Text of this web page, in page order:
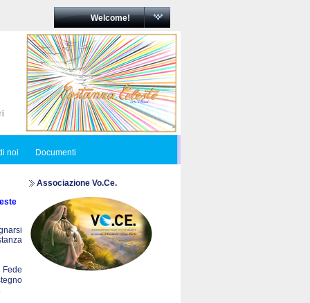
Welcome!
noi Documenti
Associazione Vo.Ce.